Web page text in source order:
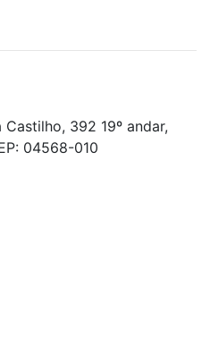
Castilho, 392 19º andar,
04568-010